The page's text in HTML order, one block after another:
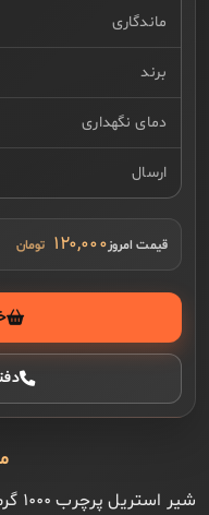
ماندگاری
برند
دمای نگهداری
ارسال
قیمت امروز۱۲۰,۰۰۰